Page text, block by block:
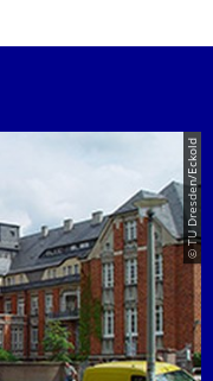
© TU Dresden/Eckold